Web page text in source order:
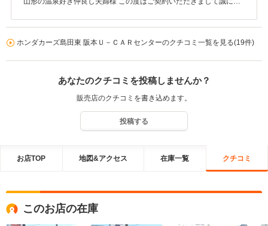
に山形に 戻られ安心しました。その後お車の状態はいかがでしょう
した。遠方で今後のお付き合いは出来ず残念ですが、また静岡に来
しみにお待ちしております。
ホンダカーズ島田東 阪本Ｕ－ＣＡＲセンターのクチコミ一覧を見る(19件)
あなたのクチコミを投稿しませんか？
販売店のクチコミを書き込めます。
投稿する
お店TOP 地図&アクセス 在庫一覧 クチコミ
このお店の在庫